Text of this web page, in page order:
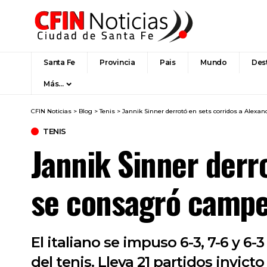
Santa Fe Provincia Pais Mundo
Más…
CFIN Noticias > Blog >Tenis > Jannik Sinner derrotó en sets corridos a
TENIS
Jannik Sinner
se consagró
El italiano se impuso 6-3, 7-6 y
del tenis. Lleva 21 partidos